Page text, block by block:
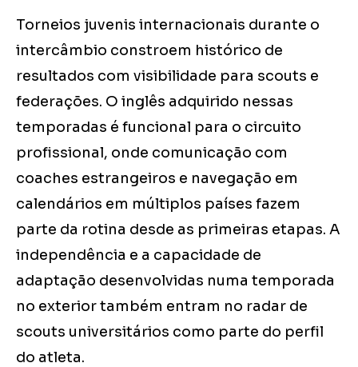
Torneios juvenis internacionais durante o
intercâmbio constroem histórico de
resultados com visibilidade para scouts e
federações. O inglês adquirido nessas
temporadas é funcional para o circuito
profissional, onde comunicação com
coaches estrangeiros e navegação em
calendários em múltiplos países fazem
parte da rotina desde as primeiras etapas. A
independência e a capacidade de
adaptação desenvolvidas numa temporada
no exterior também entram no radar de
scouts universitários como parte do perfil
do atleta.